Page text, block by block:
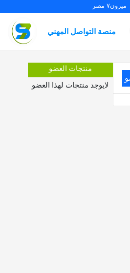
ميزون٧ مصر
منصة التواصل المهني
منتجات العضو
لايوجد منتجات لهذا العضو